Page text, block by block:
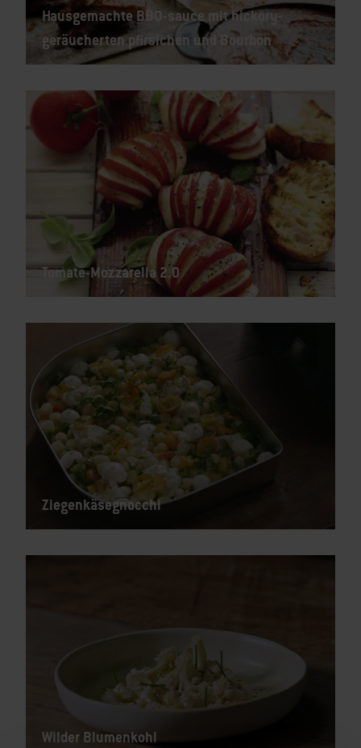
Hausgemachte BBQ-sauce mit hickory-
geräucherten pfirsichen und Bourbon
Tomate-Mozzarella 2.0
Ziegenkäsegnocchi
Wilder Blumenkohl